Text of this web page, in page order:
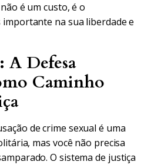
é um custo, é o
na sua liberdade e
A Defesa
Caminho
de crime sexual é uma
mas você não precisa
O sistema de justiça